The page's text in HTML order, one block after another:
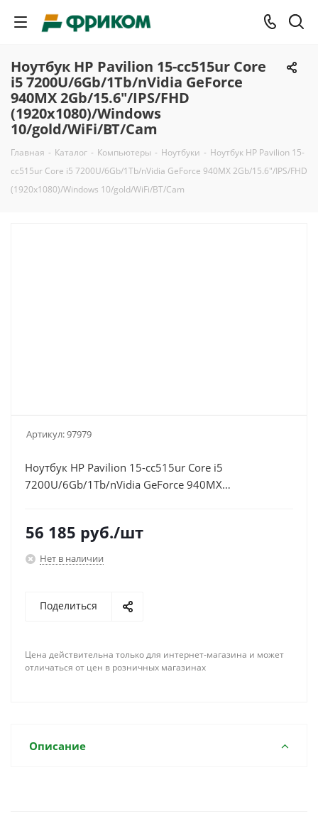
Ноутбук HP Pavilion 15-cc515ur Core
i5 7200U/6Gb/1Tb/nVidia GeForce
940MX 2Gb/15.6"/IPS/FHD
(1920x1080)/Windows
10/gold/WiFi/BT/Cam
Главная - Каталог - Компьютеры - Ноутбуки - Ноутбук HP Pavilion 15-
cc515ur Core i5 7200U/6Gb/1Tb/nVidia GeForce 940MX 2Gb/15.6"/IPS/FHD
(1920x1080)/Windows 10/gold/WiFi/BT/Cam
Артикул:97979
Ноутбук HP Pavilion 15-cc515ur Core i5
7200U/6Gb/1Tb/nVidia GeForce 940MX
56 185 руб./шт
Нет в наличии
Поделиться
Цена действительна только для интернет-магазина и может
отличаться от цен в розничных магазинах
Описание